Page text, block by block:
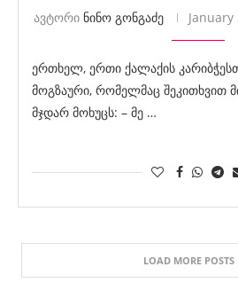
ავტორი ნინო გონგაძე January
ერთხელ, ერთი ქალაქის
მოგზაური, რომელმაც შეკითხვით
მჯდარ მოხუცს: – მე …
LOAD MORE POSTS